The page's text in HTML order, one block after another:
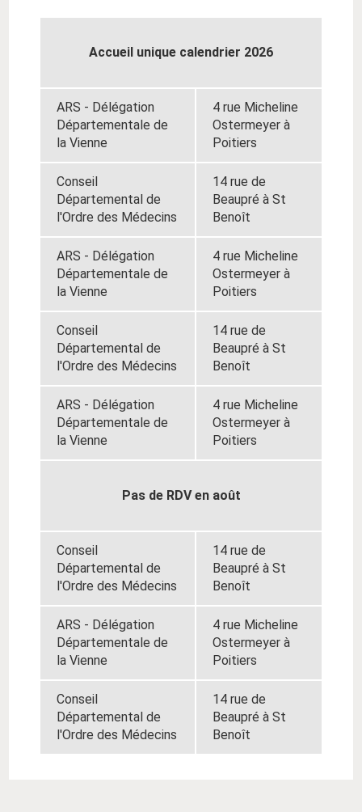
Accueil unique calendrier 2026
ARS - Délégation
Départementale de
la Vienne
4 rue Micheline
Ostermeyer à
Poitiers
Conseil
Départemental de
l'Ordre des Médecins
14 rue de
Beaupré à St
Benoît
ARS - Délégation
Départementale de
la Vienne
4 rue Micheline
Ostermeyer à
Poitiers
Conseil
Départemental de
l'Ordre des Médecins
14 rue de
Beaupré à St
Benoît
ARS - Délégation
Départementale de
la Vienne
4 rue Micheline
Ostermeyer à
Poitiers
Pas de RDV en août
Conseil
Départemental de
l'Ordre des Médecins
14 rue de
Beaupré à St
Benoît
ARS - Délégation
Départementale de
la Vienne
4 rue Micheline
Ostermeyer à
Poitiers
Conseil
Départemental de
l'Ordre des Médecins
14 rue de
Beaupré à St
Benoît